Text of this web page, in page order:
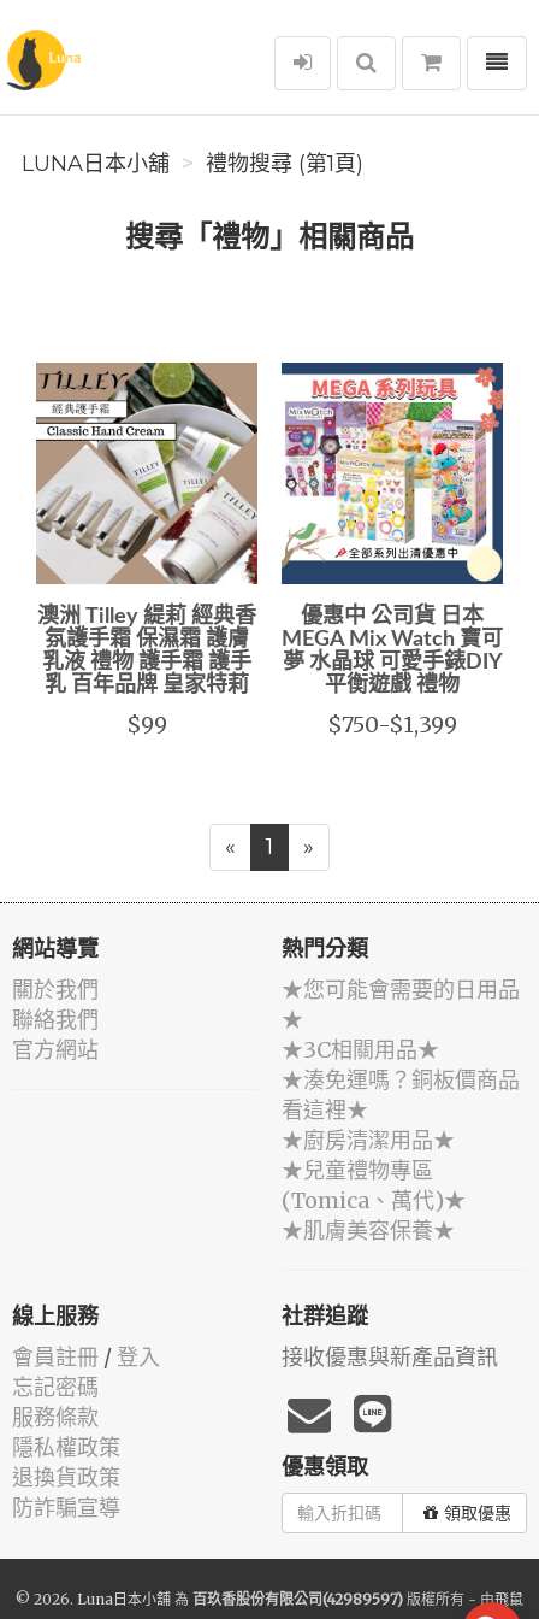
Luna日本小舖
選單
LUNA日本小舖 禮物搜尋 (第1頁)
搜尋「禮物」相關商品
澳洲 Tilley 緹莉 經典香
氛護手霜 保濕霜 護膚
乳液 禮物 護手霜 護手
乳 百年品牌 皇家特莉
$99
優惠中 公司貨 日本
MEGA Mix Watch 寶可
夢 水晶球 可愛手錶DIY
平衡遊戲 禮物
$750-$1,399
« 1 »
網站導覽
關於我們
聯絡我們
官方網站
熱門分類
★您可能會需要的日用品
★
★3C相關用品★
★湊免運嗎？銅板價商品
看這裡★
★廚房清潔用品★
★兒童禮物專區
(Tomica、萬代)★
★肌膚美容保養★
線上服務
會員註冊 / 登入
忘記密碼
服務條款
隱私權政策
退換貨政策
防詐騙宣導
社群追蹤
接收優惠與新產品資訊
優惠領取
領取優惠
© 2026. Luna日本小舖 為 百玖香股份有限公司(42989597) 版權所有 - 由飛鼠